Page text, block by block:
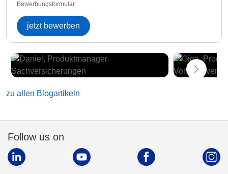
Bewerbungsformular.
jetzt bewerben
zu allen Blogartikeln
Follow us on